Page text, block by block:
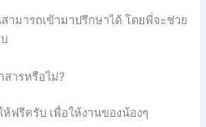
ามารถเข้ามาปรึกษาได้ โดยพี่จะช่วย
สารหรือไม่?
ฟรีครับ เพื่อให้งานของน้องๆ